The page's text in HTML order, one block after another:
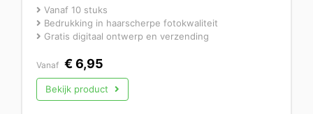
Vanaf 10 stuks
Bedrukking in haarscherpe fotokwaliteit
Gratis digitaal ontwerp en verzending
Vanaf €6,95
Bekijk product